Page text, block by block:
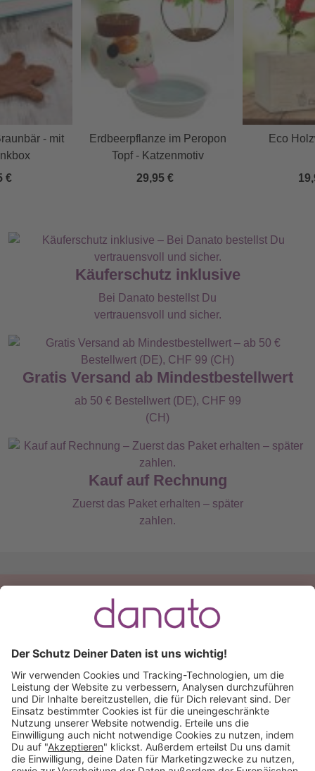
- mit
€
Erdbeerpflanze im Peropon
Topf - Katzenmotiv
29,95 €
Eco
Käuferschutz inklusive
Bei Danato bestellst Du
vertrauensvoll und sicher.
Gratis Versand ab Mindestbestellwert
ab 50 € Bestellwert (DE), CHF 99
(CH)
Kauf auf Rechnung
Zuerst das Paket erhalten – später
zahlen.
Du hast eine Frage?
+49 (0) 511 51 56 0300
schreib uns eineE-Mail
Käuferschutz inklusive Kauf auf Rechnung